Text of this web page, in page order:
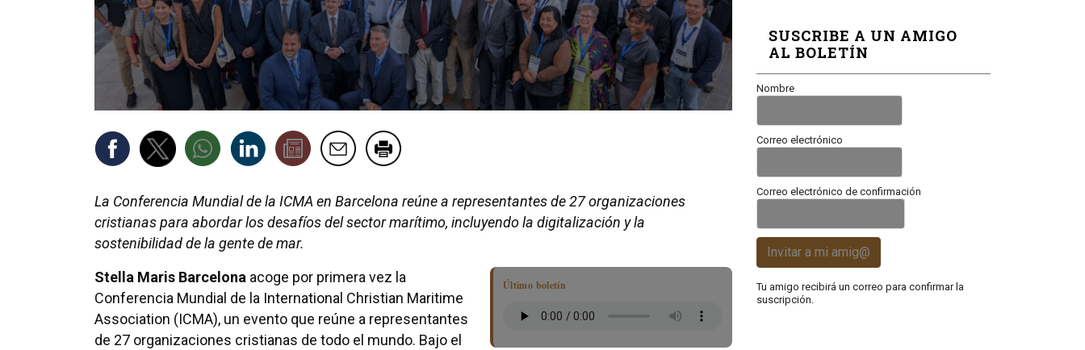
La Conferencia Mundial de la ICMA en Barcelona reúne a representantes de 27 organizaciones
cristianas para abordar los desafíos del sector marítimo, incluyendo la digitalización y la
sostenibilidad de la gente de mar.
Último boletín
Stella Maris Barcelona acoge por primera vez la
Conferencia Mundial de la International Christian Maritime
Association (ICMA), un evento que reúne a representantes
de 27 organizaciones cristianas de todo el mundo. Bajo el
SUSCRIBE A UN AMIGO
AL BOLETÍN
Nombre
Correo electrónico
Correo electrónico de confirmación
Invitar a mi amig@
Tu amigo recibirá un correo para confirmar la
suscripción.